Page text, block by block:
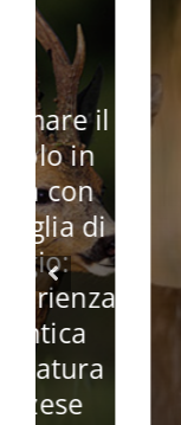
Il
Guida a
una
Etica